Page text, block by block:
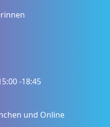
-18:45
und Online